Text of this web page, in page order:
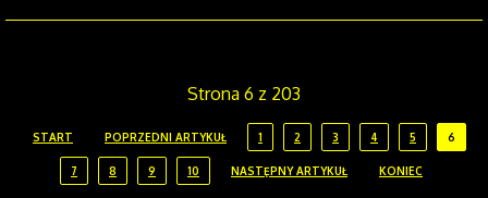
Strona 6 z 203
START POPRZEDNI ARTYKUŁ 1 2 3 4 5 6
7 8 9 10 NASTĘPNY ARTYKUŁ KONIEC